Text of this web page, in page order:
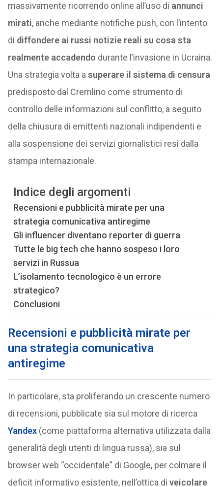
massivamente ricorrendo online all’uso di annunci
mirati, anche mediante notifiche push, con l’intento
di diffondere ai russi notizie reali su cosa sta
realmente accadendo durante l’invasione in Ucraina.
Una strategia volta a superare il sistema di censura
predisposto dal Cremlino come strumento di
controllo delle informazioni sul conflitto, a seguito
della chiusura di emittenti nazionali indipendenti e
alla sospensione dei servizi giornalistici resi dalla
stampa internazionale.
Indice degli argomenti
Recensioni e pubblicità mirate per una
strategia comunicativa antiregime
Gli influencer diventano reporter di guerra
Tutte le big tech che hanno sospeso i loro
servizi in Russua
L’isolamento tecnologico è un errore
strategico?
Conclusioni
Recensioni e pubblicità mirate per
una strategia comunicativa
antiregime
In particolare, sta proliferando un crescente numero
di recensioni, pubblicate sia sul motore di ricerca
Yandex(come piattaforma alternativa utilizzata dalla
generalità degli utenti di lingua russa), sia sul
browser web “occidentale” di Google, per colmare il
deficit informativo esistente, nell’ottica di veicolare